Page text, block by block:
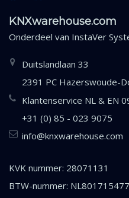
KNXwarehouse.com
Onderdeel van InstaVer
Duitslandlaan 33
2391 PC Hazerswoude-
Klantenservice NL & EN
+31 (0) 85 - 023 9075
info@knxwarehouse.com
KVK nummer: 28071131
BTW-nummer: